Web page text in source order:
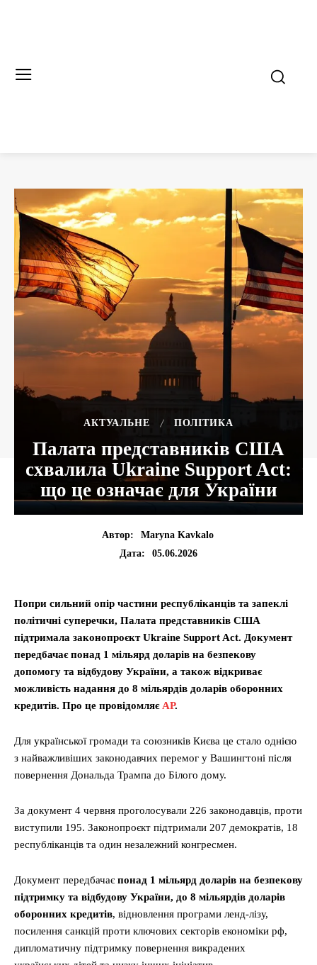
АКТУАЛЬНЕ ПОЛІТИКА
Палата представників США
схвалила Ukraine Support Act:
що це означає для України
Автор:
Maryna Kavkalo
Дата:
05.06.2026
Попри сильний опір частини республіканців та запеклі
політичні суперечки, Палата представників США
підтримала законопроєкт Ukraine Support Act. Документ
передбачає понад 1 мільярд доларів на безпекову
допомогу та відбудову України, а також відкриває
можливість надання до 8 мільярдів доларів оборонних
кредитів. Про це провідомляєАР.
Для української громади та союзників Києва це стало однією
з найважливіших законодавчих перемог у Вашингтоні після
повернення Дональда Трампа до Білого дому.
За документ 4 червня проголосували 226 законодавців, проти
виступили 195. Законопроєкт підтримали 207 демократів, 18
республіканців та один незалежний конгресмен.
Документ передбачаєпонад 1 мільярд доларів на безпекову
підтримку та відбудову України, до 8 мільярдів доларів
оборонних кредитів, відновлення програми ленд-лізу,
посилення санкцій проти ключових секторів економіки рф,
дипломатичну підтримку повернення викрадених